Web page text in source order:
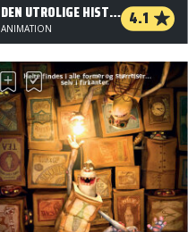
DEN UTROLIGE HISTORIE OM DEN KÆMPESTORE PÆRE 4.1
ANIMATION